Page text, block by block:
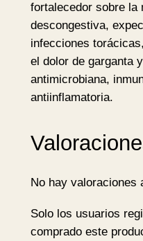
fortalecedor sobre la
descongestiva,
infecciones
el dolor de garganta
antimicrobiana,
antiinflamatoria.
No hay valoraciones
Solo los usuarios
comprado este